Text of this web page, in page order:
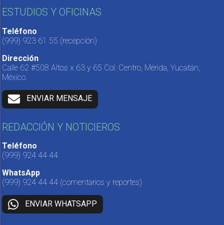
ESTUDIOS Y OFICINAS
Teléfono
(999) 923 61 55 (recepción)
Dirección
Calle 62 #508 Altos x 63 y 65 Col. Centro, Mérida, Yucatán,
México.
ENVIAR MENSAJE
REDACCIÓN Y NOTICIEROS
Teléfono
(999) 924 44 44
WhatsApp
(999) 924 44 44 (comentarios y reportes)
ENVIAR WHATSAPP